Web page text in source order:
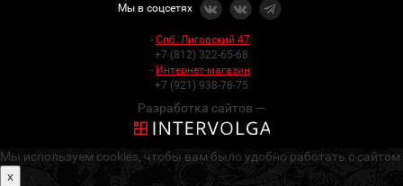
Мы в соцсетях
- Спб. Лиговский 47:
+7 (812) 322-65-68
- Интернет-магазин:
+7 (921) 938-78-75
Разработка сайтов —
Мы используем cookies, чтобы вам было удобно работать с сайтом
x